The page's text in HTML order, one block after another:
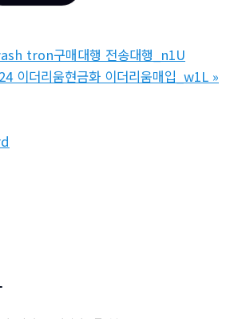
tron구매대행 전송대행_n1U
이더리움현금화 이더리움매입_w1L »